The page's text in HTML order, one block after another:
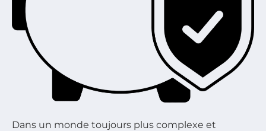
Dans un monde toujours plus complexe et